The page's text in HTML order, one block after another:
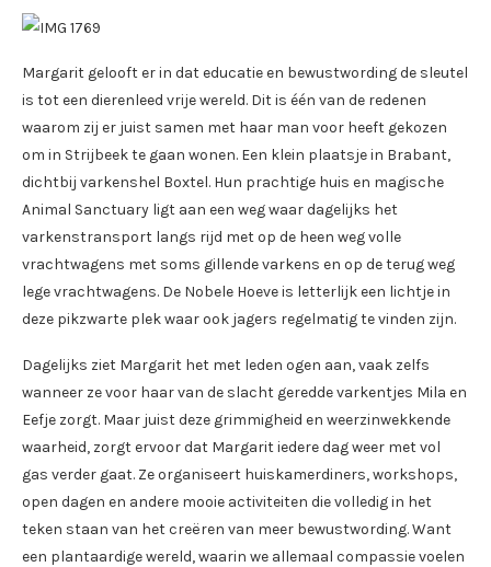
Margarit gelooft er in dat educatie en bewustwording de sleutel
is tot een dierenleed vrije wereld. Dit is één van de redenen
waarom zij er juist samen met haar man voor heeft gekozen
om in Strijbeek te gaan wonen. Een klein plaatsje in Brabant,
dichtbij varkenshel Boxtel. Hun prachtige huis en magische
Animal Sanctuary ligt aan een weg waar dagelijks het
varkenstransport langs rijd met op de heen weg volle
vrachtwagens met soms gillende varkens en op de terug weg
lege vrachtwagens. De Nobele Hoeve is letterlijk een lichtje in
deze pikzwarte plek waar ook jagers regelmatig te vinden zijn.
Dagelijks ziet Margarit het met leden ogen aan, vaak zelfs
wanneer ze voor haar van de slacht geredde varkentjes Mila en
Eefje zorgt. Maar juist deze grimmigheid en weerzinwekkende
waarheid, zorgt ervoor dat Margarit iedere dag weer met vol
gas verder gaat. Ze organiseert huiskamerdiners, workshops,
open dagen en andere mooie activiteiten die volledig in het
teken staan van het creëren van meer bewustwording. Want
een plantaardige wereld, waarin we allemaal compassie voelen